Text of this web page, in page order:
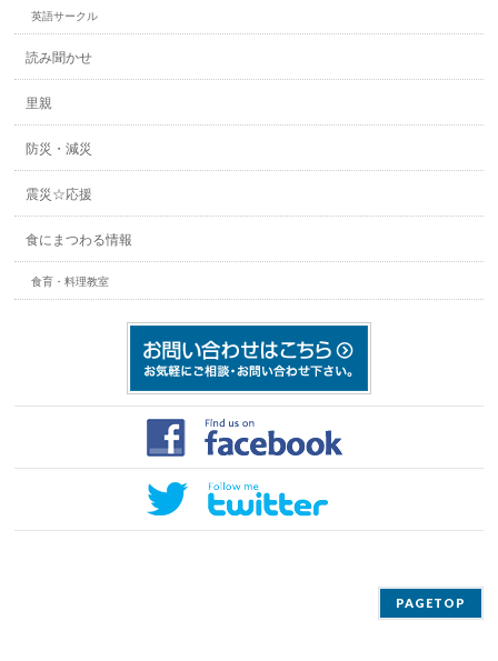
英語サークル
読み聞かせ
里親
防災・減災
震災☆応援
食にまつわる情報
食育・料理教室
PAGETOP